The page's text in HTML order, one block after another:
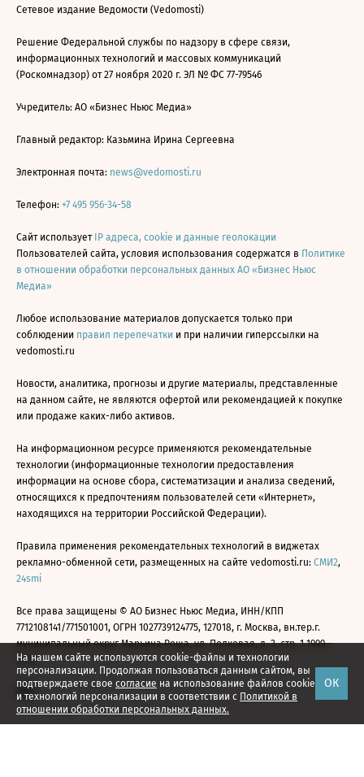
На нашем сайте используются cookie-файлы и технологии
персонализации. Продолжая пользоваться данным сайтом, вы
подтверждаете свое согласие на использование файлов cookie
и технологий персонализации в соответствии с Политикой в
отношении обработки персональных данных.
ОК
Сетевое издание Ведомости (Vedomosti)
Решение Федеральной службы по надзору в сфере связи,
информационных технологий и массовых коммуникаций
(Роскомнадзор) от 27 ноября 2020 г. ЭЛ № ФС 77-79546
Учредитель: АО «Бизнес Ньюс Медиа»
Главный редактор: Казьмина Ирина Сергеевна
Электронная почта: news@vedomosti.ru
Телефон: +7 495 956-34-58
Сайт использует IP адреса, cookie и данные геолокации
Пользователей сайта, условия использования содержатся в Политике
в отношении обработки персональных данных АО «Бизнес Ньюс
Медиа»
Любое использование материалов допускается только при
соблюдении правил перепечатки и при наличии гиперссылки на
vedomosti.ru
Новости, аналитика, прогнозы и другие материалы, представленные
на данном сайте, не являются офертой или рекомендацией к покупке
или продаже каких-либо активов.
На информационном ресурсе применяются рекомендательные
технологии (информационные технологии предоставления
информации на основе сбора, систематизации и анализа сведений,
относящихся к предпочтениям пользователей сети «Интернет»,
находящихся на территории Российской Федерации).
Правила применения рекомендательных технологий в виджетах
рекламно-обменной сети, размещенных на сайте vedomosti.ru: СМИ2,
24smi
Все права защищены © АО Бизнес Ньюс Медиа, ИНН/КПП
7712108141/771501001, ОГРН 1027739124775, 127018, г. Москва, вн.тер.г.
муниципальный округ Марьина Роща, ул. Полковая, д. 3, стр. 1 1999—
2026